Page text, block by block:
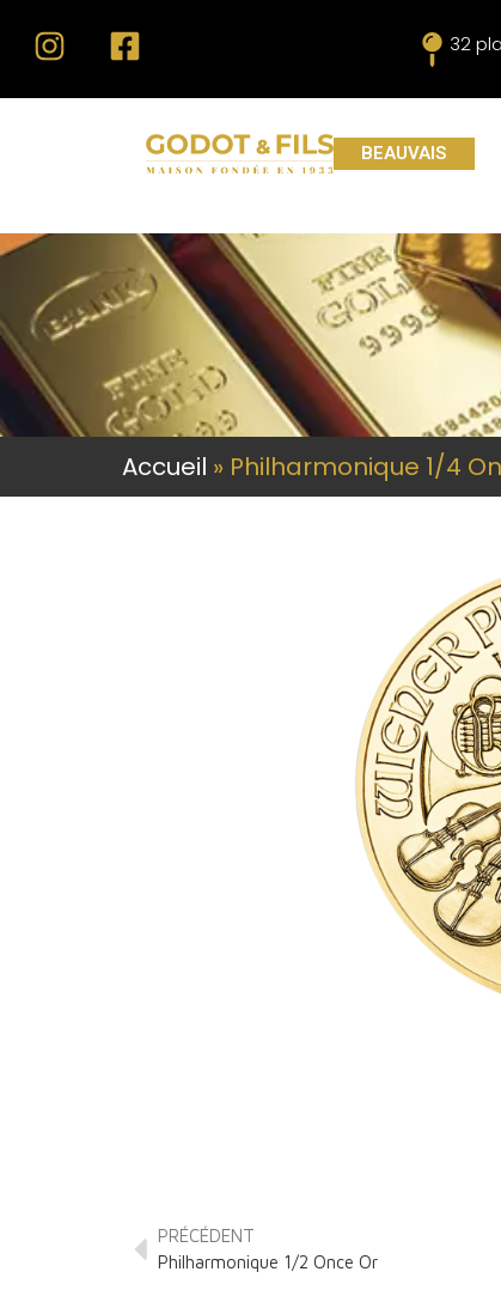
32
BEAUVAIS
Accueil » Philharmonique 1/4
PRÉCÉDENT
Philharmonique 1/2 Once Or